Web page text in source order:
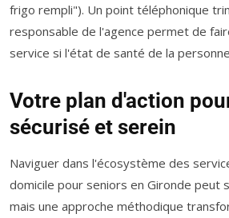
frigo rempli"). Un point téléphonique
responsable de l'agence permet de
service si l'état de santé de la
Votre plan d'action
sécurisé et serein
Naviguer dans l'écosystème des
domicile pour seniors en Gironde peut
mais une approche méthodique